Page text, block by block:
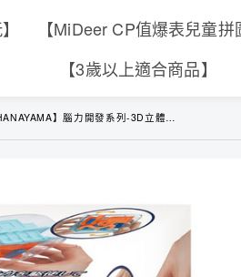
【MiDeer CP值爆表兒童
【3歲以上適合商品】
】腦力開發系列-3D立體迷宮